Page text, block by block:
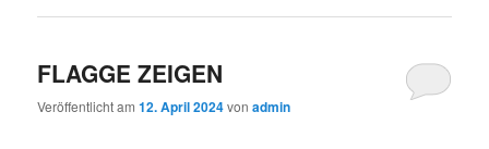
FLAGGE ZEIGEN
Veröffentlicht am12. April 2024vonadmin